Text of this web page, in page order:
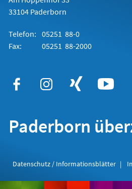
33104 Paderborn
Telefon: 05251 88-0
Fax:
05251 88-2000
Paderborn
Datenschutz / Informationsblätter